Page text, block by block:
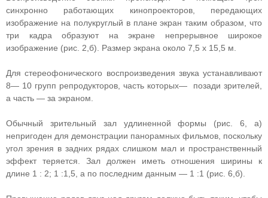
синхронно работающих кинопроекторов, передающих
изображение на полукруглый в плане экран таким образом, что
три кадра образуют на экране непрерывное широкое
изображение (рис. 2,б). Размер экрана около 7,5 х 15,5 м.
Для стереофонического воспроизведения звука устанавливают
8— 10 групп репродукторов, часть которых— позади зрителей,
а часть — за экраном.
Обычный зрительный зал удлиненной формы (рис. 6, а)
непригоден для демонстрации панорамных фильмов, поскольку
угол зрения в задних рядах слишком мал и пространственный
эффект теряется. Зал должен иметь отношения ширины к
длине 1 : 2; 1 :1,5, а по последним данным — 1 :1 (рис. 6,б).